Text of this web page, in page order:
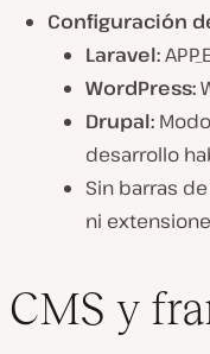
Configuración
Laravel:
WordPress:
Drupal:
desarrollo
Sin barras
ni
CMS y